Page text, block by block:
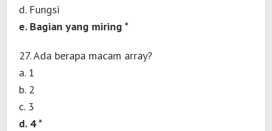
d. Fungsi
e. Bagian yang miring *
27. Ada berapa macam array?
a. 1
b. 2
c. 3
d. 4 *